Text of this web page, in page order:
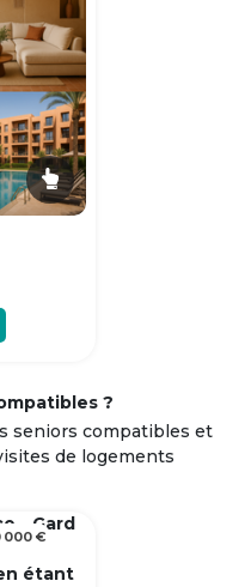
?
seniors compatibles et
de logements
- Gard
étant
000 €